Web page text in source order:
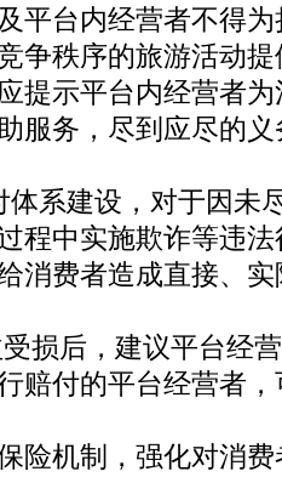
平台内经营者不得
争秩序的旅游活动
提示平台内经营者
服务，尽到应尽的义
系建设，对于因未
程中实施欺诈等违
消费者造成直接、
损后，建议平台经
赔付的平台经营者
险机制，强化对消